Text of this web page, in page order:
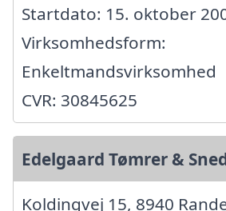
Startdato: 15. oktober
Virksomhedsform:
Enkeltmandsvirksomhed
CVR: 30845625
Edelgaard Tømrer &
Koldingvej 15, 8940